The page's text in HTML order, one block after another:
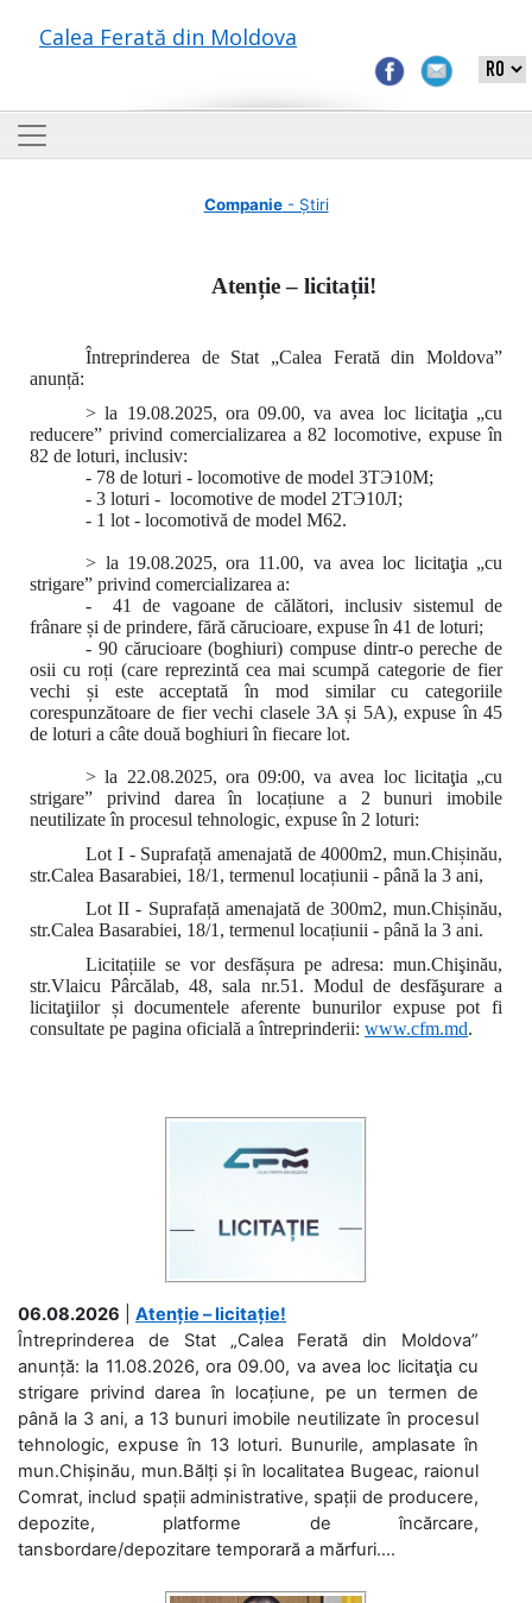
Calea Ferată din Moldova
Companie- Știri
Atenție – licitații!
Întreprinderea de Stat „Calea Ferată din Moldova”
anunță:
> la 19.08.2025, ora 09.00, va avea loc licitaţia „cu
reducere” privind comercializarea a 82 locomotive, expuse în
82 de loturi, inclusiv:
- 78 de loturi - locomotive de model 3ТЭ10М;
- 3 loturi - locomotive de model 2ТЭ10Л;
- 1 lot - locomotivă de model M62.
> la 19.08.2025, ora 11.00, va avea loc licitaţia „cu
strigare” privind comercializarea a:
- 41 de vagoane de călători, inclusiv sistemul de
frânare și de prindere, fără cărucioare, expuse în 41 de loturi;
- 90 cărucioare (boghiuri) compuse dintr-o pereche de
osii cu roți (care reprezintă cea mai scumpă categorie de fier
vechi și este acceptată în mod similar cu categoriile
corespunzătoare de fier vechi clasele 3A și 5A), expuse în 45
de loturi a câte două boghiuri în fiecare lot.
> la 22.08.2025, ora 09:00, va avea loc licitaţia „cu
strigare” privind darea în locațiune a 2 bunuri imobile
neutilizate în procesul tehnologic, expuse în 2 loturi:
Lot I - Suprafață amenajată de 4000m2, mun.Chișinău,
str.Calea Basarabiei, 18/1, termenul locațiunii - până la 3 ani,
Lot II - Suprafață amenajată de 300m2, mun.Chișinău,
str.Calea Basarabiei, 18/1, termenul locațiunii - până la 3 ani.
Licitațiile se vor desfășura pe adresa: mun.Chişinău,
str.Vlaicu Pârcălab, 48, sala nr.51. Modul de desfăşurare a
licitaţiilor și documentele aferente bunurilor expuse pot fi
consultate pe pagina oficială a întreprinderii: www.cfm.md.
06.08.2026
Atenție – licitație!
Întreprinderea de Stat „Calea Ferată din Moldova”
anunță: la 11.08.2026, ora 09.00, va avea loc licitaţia cu
strigare privind darea în locațiune, pe un termen de
până la 3 ani, a 13 bunuri imobile neutilizate în procesul
tehnologic, expuse în 13 loturi. Bunurile, amplasate în
mun.Chișinău, mun.Bălți și în localitatea Bugeac, raionul
Comrat, includ spații administrative, spații de producere,
depozite, platforme de încărcare,
tansbordare/depozitare temporară a mărfuri....